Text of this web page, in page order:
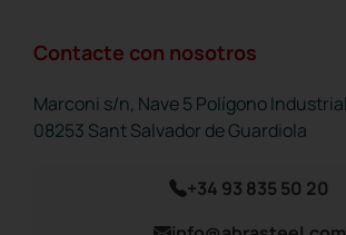
Contacte con nosotros
Marconi s/n, Nave 5 Polígono
08253 Sant Salvador de Guardiola
+34 93 835 50 20